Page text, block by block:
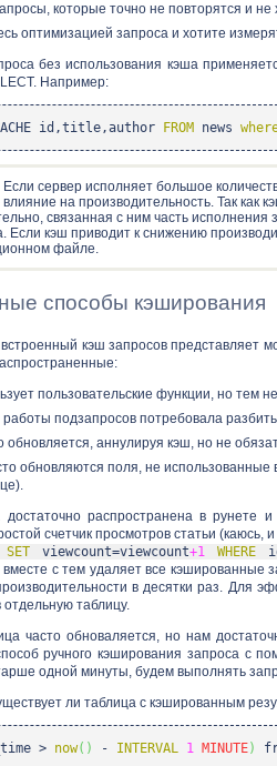
которые точно не повторятся и не
оптимизацией запроса и хотите
без использования кэша
Например:
id,title,author FROM news
Если сервер исполняет большое
влияние на производительность. Так как
связанная с ним часть исполнения
Если кэш приводит к снижению
файле.
способы кэширования
кэш запросов
пользовательские функции, но тем
подзапросов потребовала
обновляется, аннулируя кэш, но не
обновляются поля, не использованные
достаточно распространена в рунете
счетчик просмотров статьи (каюсь,
SET viewcount=viewcount+1 WHERE
вместе с тем удаляет все
в десятки раз. Для
таблицу.
часто обноваляется, но нам
ручного кэширования запроса с
одной минуты, будем выполнять
ли таблица с кэшированным
> now( ) - INTERVAL 1 MINUTE)